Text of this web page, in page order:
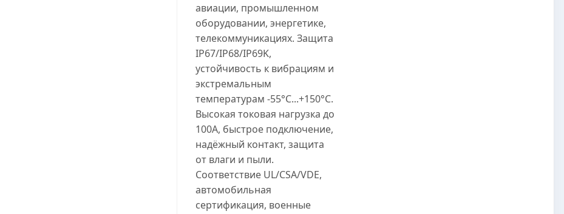
авиации, промышленном
оборудовании, энергетике,
телекоммуникациях. Защита
IP67/IP68/IP69K,
устойчивость к вибрациям и
экстремальным
температурам -55°C...+150°C.
Высокая токовая нагрузка до
100A, быстрое подключение,
надёжный контакт, защита
от влаги и пыли.
Соответствие UL/CSA/VDE,
автомобильная
сертификация, военные